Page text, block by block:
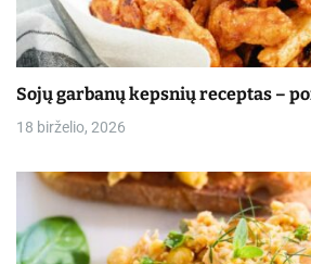
Sojų garbanų kepsnių receptas –
18 birželio, 2026